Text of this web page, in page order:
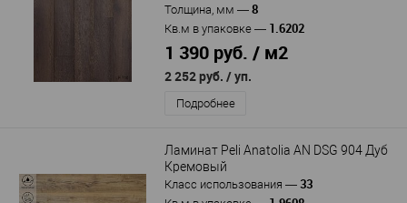
Толщина, мм — 8
Кв.м в упаковке — 1.6202
1 390 руб. / м2
2 252 руб. / уп.
Подробнее
Ламинат Peli Anatolia AN DSG 904 Дуб
Кремовый
Класс использования — 33